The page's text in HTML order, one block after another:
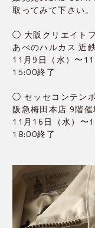
取ってみて下さい。
◯ 大阪クリエイト
あべのハルカス 近
11月9日（水）〜
15:00終了
◯ セッセコンテン
阪急梅田本店 9階催
11月16日（水）
18:00終了